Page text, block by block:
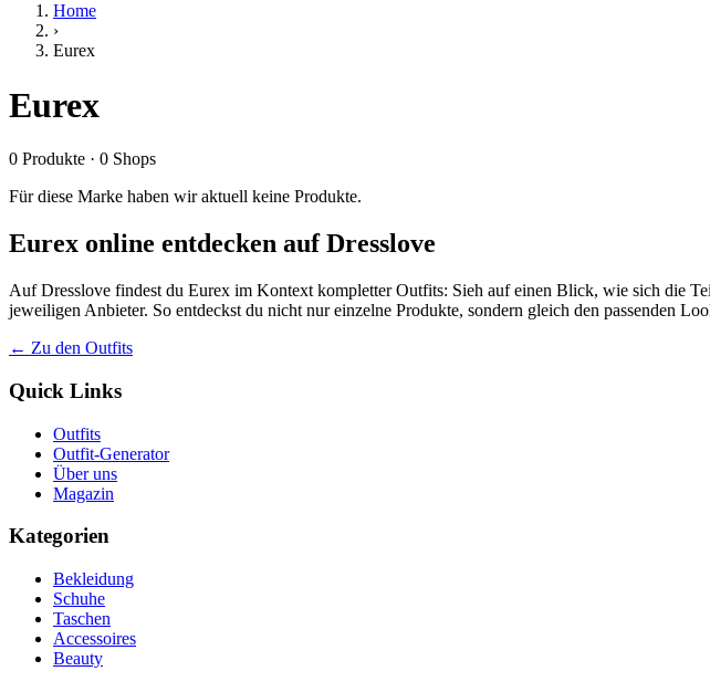
Home
›
Eurex
Eurex
0 Produkte · 0 Shops
Für diese Marke haben wir aktuell keine Produkte.
Eurex online entdecken auf Dresslove
Auf Dresslove findest du Eurex im Kontext kompletter Outfits: Sieh auf einen Blick, wie sich die
jeweiligen Anbieter. So entdeckst du nicht nur einzelne Produkte, sondern gleich den passenden
← Zu den Outfits
Quick Links
Outfits
Outfit-Generator
Über uns
Magazin
Kategorien
Bekleidung
Schuhe
Taschen
Accessoires
Beauty